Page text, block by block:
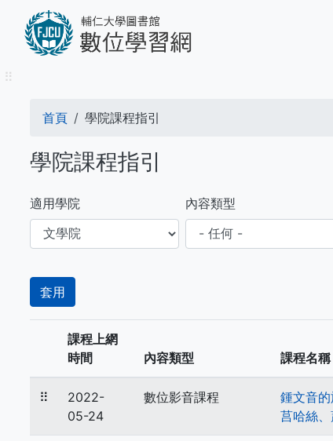
容
⠿
導
航
連
結
首頁 學院課程指引
學院課程指引
適用學院 內容類型
課程上網
時間
內容類型 課程名稱
⠿
2022-
05-24
數位影音課程
鍾文音
莒哈絲